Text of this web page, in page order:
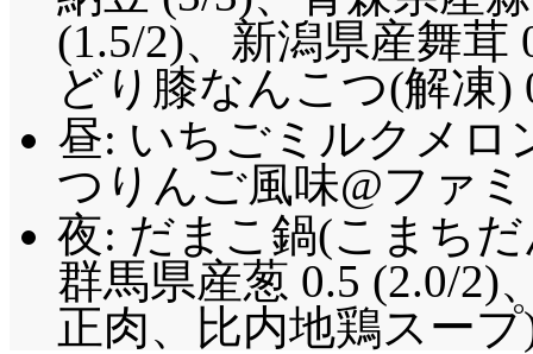
(1.5/2)、新潟県産舞茸
どり膝なんこつ(解凍)
昼: いちごミルクメロ
つりんご風味@ファ
夜: だまこ鍋(こまち
群馬県産葱 0.5 (2.0/2)
正肉、比内地鶏スープ